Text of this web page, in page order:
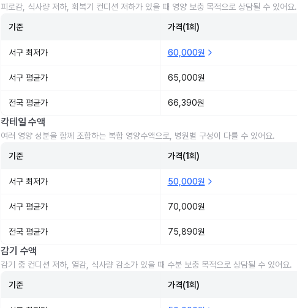
피로감, 식사량 저하, 회복기 컨디션 저하가 있을 때 영양 보충 목적으로 상담될 수 있어요.
기준 가격(1회)
서구 최저가 60,000원
서구 평균가 65,000원
전국 평균가 66,390원
칵테일 수액
여러 영양 성분을 함께 조합하는 복합 영양수액으로, 병원별 구성이 다를 수 있어요.
기준 가격(1회)
서구 최저가 50,000원
서구 평균가 70,000원
전국 평균가 75,890원
감기 수액
감기 중 컨디션 저하, 열감, 식사량 감소가 있을 때 수분 보충 목적으로 상담될 수 있어요.
기준 가격(1회)